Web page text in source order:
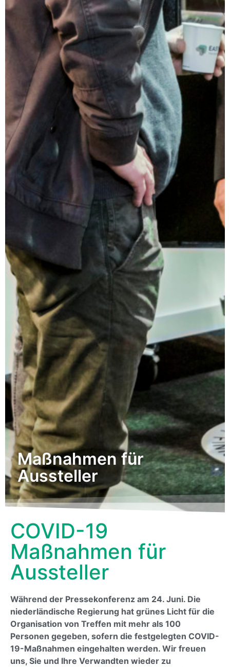
Maßnahmen für
Aussteller
COVID-19
Maßnahmen für
Aussteller
Während der Pressekonferenz am 24. Juni. Die
niederländische Regierung hat grünes Licht für die
Organisation von Treffen mit mehr als 100
Personen gegeben, sofern die festgelegten COVID-
19-Maßnahmen eingehalten werden. Wir freuen
uns, Sie und Ihre Verwandten wieder zu